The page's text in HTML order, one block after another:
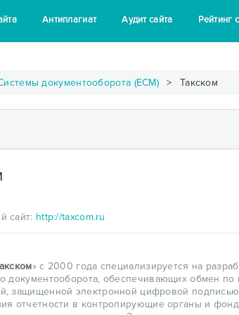
Антиплагиат Аудит сайта Рейтинг
документооборота (ECM) Такском
сайт: http://taxcom.ru
» с 2000 года специализируется на
документооборота, обеспечивающих обмен
защищенной электронной цифровой
отчетности в контролирующие органы и